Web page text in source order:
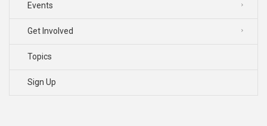
Events
Get Involved
Topics
Sign Up